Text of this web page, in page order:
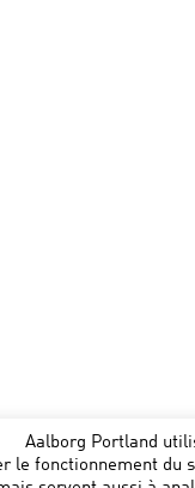
Aalborg Portland
le fonctionnement